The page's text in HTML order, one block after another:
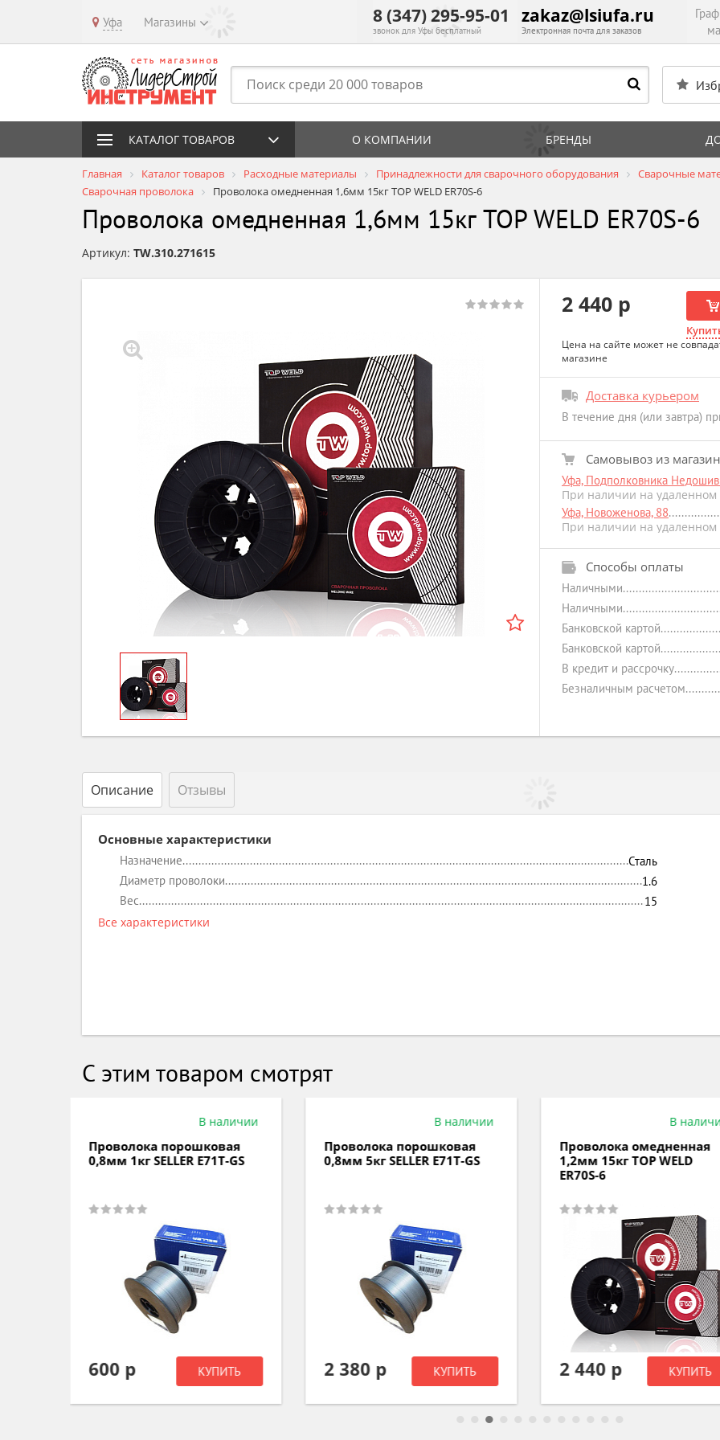
Уфа Магазины 8 (347) 295-95-01
звонок для Уфы бесплатный
zakaz@lsiufa.ru
Электронная почта для заказов
КАТАЛОГ ТОВАРОВ О КОМПАНИИ БРЕНДЫ
Главная Каталог товаров Расходные материалы Принадлежности для сварочного оборудования
Сварочные
Сварочная проволока
Проволока омедненная 1,6мм 15кг TOP WELD ER70S-6
Проволока омедненная 1,6мм 15кг TOP WELD ER70S-6
Артикул: TW.310.271615
2 440 р
Цена на сайте может не
магазине
Доставка курьером
В течение дня (или завтра)
Самовывоз из
Уфа, Подполковника
При наличии на удаленном
Уфа, Новоженова, 88
При наличии на удаленном
Способы оплаты
Наличными
Наличными
Банковской картой
Банковской картой
В кредит и рассрочку
Безналичным расчетом
Описание Отзывы
Основные характеристики
Назначение
Сталь
Диаметр проволоки
1.6
Вес
15
Все характеристики
С этим товаром смотрят
В наличии
Проволока порошковая
0,8мм 5кг SELLER E71Т-GS
2 380 р КУПИТЬ
В наличии
Проволока омедненная
1,2мм 15кг TOP WELD
2 440 р КУПИТЬ
В
Проволока
1мм 15кг TOP WELD
2 800 р